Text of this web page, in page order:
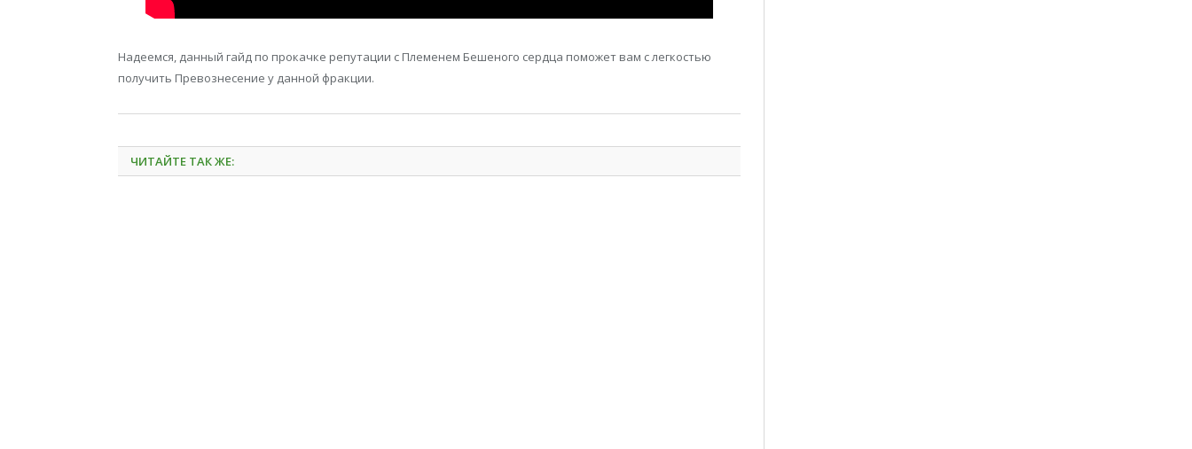
Надеемся, данный гайд по прокачке репутации с Племенем Бешеного сердца поможет вам с легкостью
получить Превознесение у данной фракции.
ЧИТАЙТЕ ТАК ЖЕ: